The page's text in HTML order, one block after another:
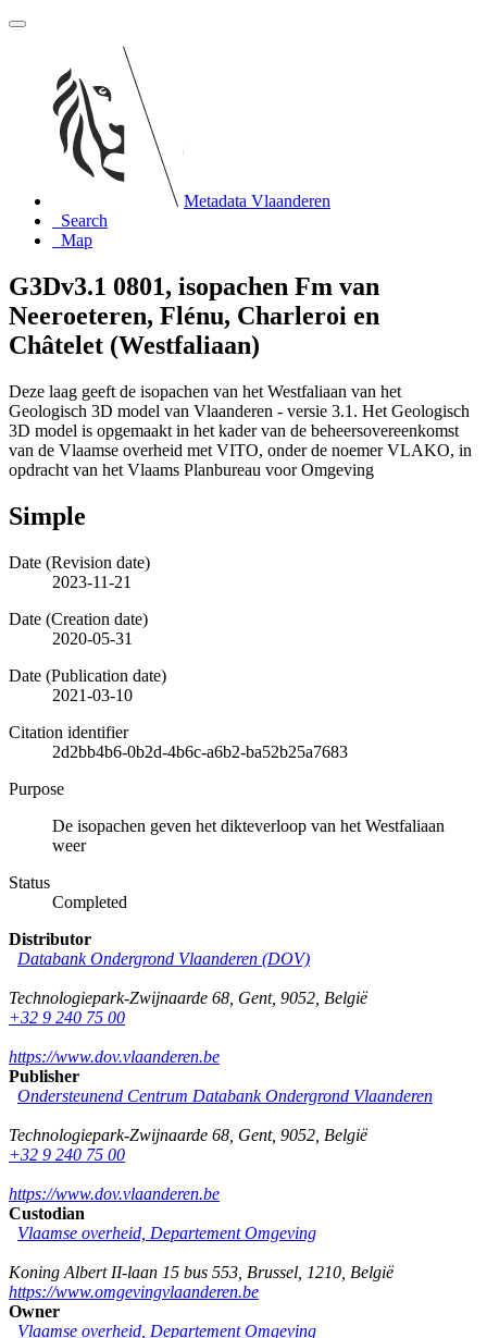
Metadata Vlaanderen
Search
Map
G3Dv3.1 0801, isopachen Fm van
Neeroeteren, Flénu, Charleroi en
Châtelet (Westfaliaan)
Deze laag geeft de isopachen van het Westfaliaan van het
Geologisch 3D model van Vlaanderen - versie 3.1. Het Geologisch
3D model is opgemaakt in het kader van de beheersovereenkomst
van de Vlaamse overheid met VITO, onder de noemer VLAKO, in
opdracht van het Vlaams Planbureau voor Omgeving
Simple
Date (Revision date)
2023-11-21
Date (Creation date)
2020-05-31
Date (Publication date)
2021-03-10
Citation identifier
2d2bb4b6-0b2d-4b6c-a6b2-ba52b25a7683
Purpose
De isopachen geven het dikteverloop van het Westfaliaan
weer
Status
Completed
Distributor
Databank Ondergrond Vlaanderen (DOV)
Technologiepark-Zwijnaarde 68 Gent, 9052 België
+32 9 240 75 00
https://www.dov.vlaanderen.be
Publisher
Ondersteunend Centrum Databank Ondergrond Vlaanderen
Technologiepark-Zwijnaarde 68 Gent, 9052 België
+32 9 240 75 00
https://www.dov.vlaanderen.be
Custodian
Vlaamse overheid, Departement Omgeving
Koning Albert II-laan 15 bus 553 Brussel 1210 België
https://www.omgevingvlaanderen.be
Owner
Vlaamse overheid, Departement Omgeving